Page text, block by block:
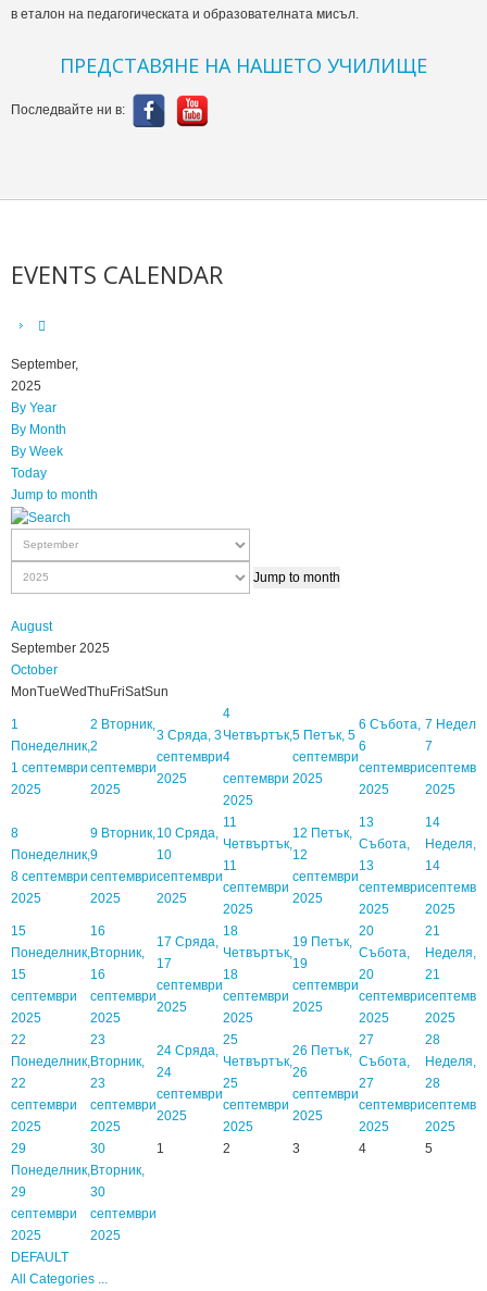
в еталон на педагогическата и образователната мисъл.
ПРЕДСТАВЯНЕ НА НАШЕТО УЧИЛИЩЕ
Последвайте ни в:
EVENTS CALENDAR
September,
2025
By Year
By Month
By Week
Today
Jump to month
Jump to month
August
September 2025
October
MonTueWedThuFriSatSun
1
Понеделник,
1 септември
2025
2 Вторник,
2
септември
2025
3 Сряда, 3
септември
2025
4
Четвъртък,
4
септември
2025
5 Петък, 5
септември
2025
6 Събота,
6
септември
2025
7 Неделя,
7
2025
8
Понеделник,
8 септември
2025
9 Вторник,
9
септември
2025
10 Сряда,
10
септември
2025
11
Четвъртък,
11
септември
2025
12 Петък,
12
септември
2025
13
Събота,
13
септември
2025
14
Неделя,
14
2025
15
Понеделник,
15
септември
2025
16
Вторник,
16
септември
2025
17 Сряда,
17
септември
2025
18
Четвъртък,
18
септември
2025
19 Петък,
19
септември
2025
20
Събота,
20
септември
2025
21
Неделя,
21
2025
22
Понеделник,
22
септември
2025
23
Вторник,
23
септември
2025
24 Сряда,
24
септември
2025
25
Четвъртък,
25
септември
2025
26 Петък,
26
септември
2025
27
Събота,
27
септември
2025
28
Неделя,
28
2025
29
Понеделник,
29
септември
2025
30
Вторник,
30
септември
2025
1 2 3 4 5
DEFAULT
All Categories ...